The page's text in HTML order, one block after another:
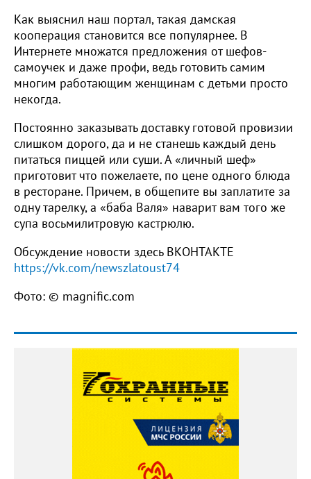
Как выяснил наш портал, такая дамская
кооперация становится все популярнее. В
Интернете множатся предложения от шефов-
самоучек и даже профи, ведь готовить самим
многим работающим женщинам с детьми просто
некогда.
Постоянно заказывать доставку готовой провизии
слишком дорого, да и не станешь каждый день
питаться пиццей или суши. А «личный шеф»
приготовит что пожелаете, по цене одного блюда
в ресторане. Причем, в общепите вы заплатите за
одну тарелку, а «баба Валя» наварит вам того же
супа восьмилитровую кастрюлю.
Обсуждение новости здесь ВКОНТАКТЕ
https://vk.com/newszlatoust74
Фото: © magnific.com